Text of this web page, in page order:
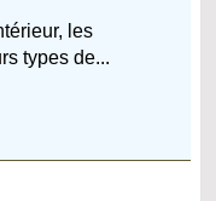
les
types de...